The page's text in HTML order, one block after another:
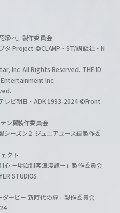
嫁∽」製作委員会
タ Project ©CLAMP・ST/講談社・N
Inc. All Rights Reserved. THE ID
Inc.
レビ朝日・ADK 1993-2024 ©Front
ン翼製作委員会
ーズン２ ジュニアユース編製作委
クト
－明治剣客浪漫譚－」製作委員会
STUDIOS
ービー 新時代の扉」製作委員会